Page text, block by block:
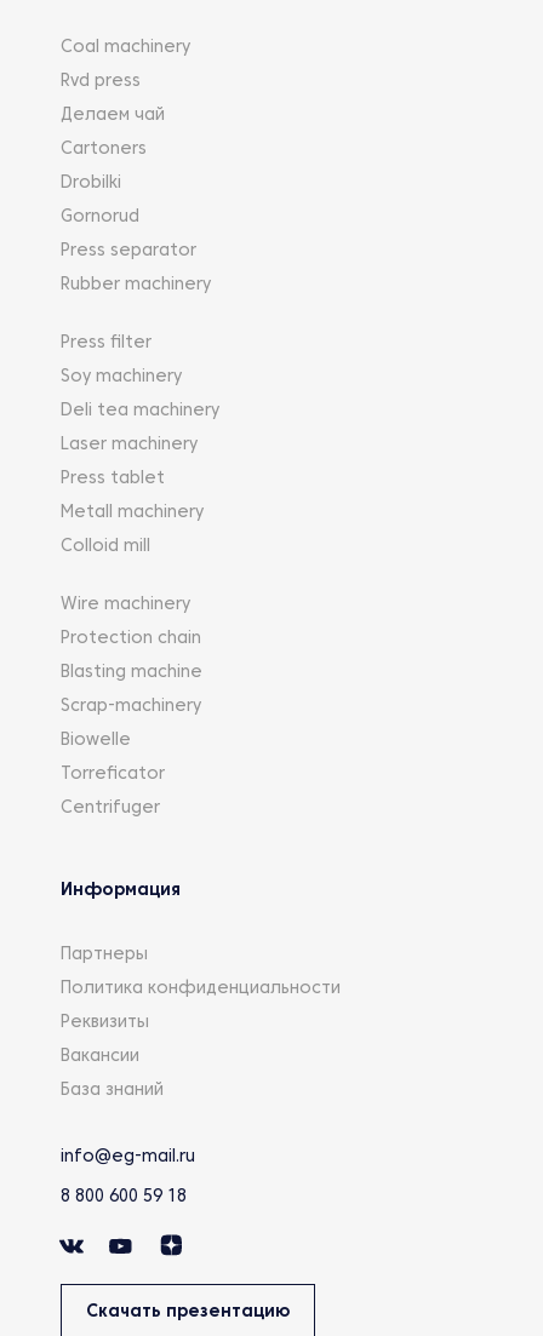
Coal machinery
Rvd press
Делаем чай
Cartoners
Drobilki
Gornorud
Press separator
Rubber machinery
Press filter
Soy machinery
Deli tea machinery
Laser machinery
Press tablet
Metall machinery
Colloid mill
Wire machinery
Protection chain
Blasting machine
Scrap-machinery
Biowelle
Torreficator
Centrifuger
Информация
Партнеры
Политика конфиденциальности
Реквизиты
Вакансии
База знаний
info@eg-mail.ru
8 800 600 59 18
Скачать презентацию